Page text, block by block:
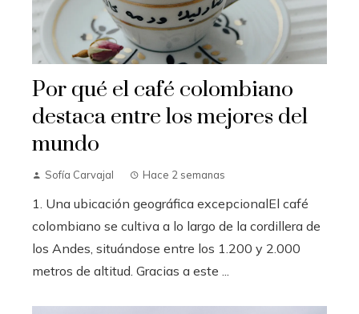
Por qué el café colombiano
destaca entre los mejores del
mundo
Sofía Carvajal Hace 2 semanas
1. Una ubicación geográfica excepcionalEl café
colombiano se cultiva a lo largo de la cordillera de
los Andes, situándose entre los 1.200 y 2.000
metros de altitud. Gracias a este ...